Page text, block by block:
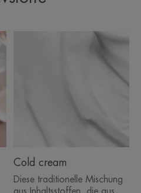
Cold cream
Diese traditionelle Mischung
aus Inhaltsstoffen, die aus